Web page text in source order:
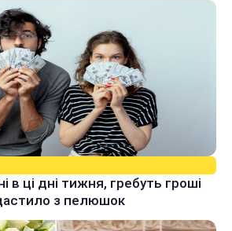
ці дні тижня, гребуть гроші
з пелюшок